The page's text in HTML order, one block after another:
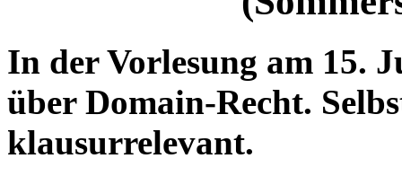
In der Vorlesung am 15.
über Domain-Recht.
klausurrelevant.